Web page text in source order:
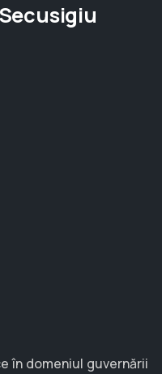
în domeniul guvernării